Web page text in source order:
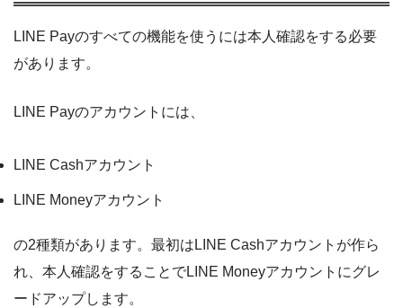
LINE Payのすべての機能を使うには本人確認をする必要
があります。
LINE Payのアカウントには、
LINE Cashアカウント
LINE Moneyアカウント
の2種類があります。最初はLINE Cashアカウントが作ら
れ、本人確認をすることでLINE Moneyアカウントにグレ
ードアップします。